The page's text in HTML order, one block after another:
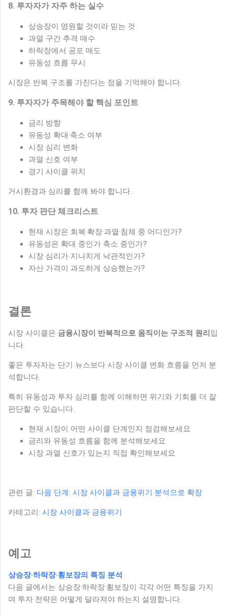
8. 투자자가 자주 하는 실수
상승장이 영원할 것이라 믿는 것
과열 구간 추격 매수
하락장에서 공포 매도
유동성 흐름 무시
시장은 반복 구조를 가진다는 점을 기억해야 합니다.
9. 투자자가 주목해야 할 핵심 포인트
금리 방향
유동성 확대·축소 여부
시장 심리 변화
과열 신호 여부
경기 사이클 위치
거시환경과 심리를 함께 봐야 합니다.
10. 투자 판단 체크리스트
현재 시장은 회복·확장·과열·침체 중 어디인가?
유동성은 확대 중인가 축소 중인가?
시장 심리가 지나치게 낙관적인가?
자산 가격이 과도하게 상승했는가?
결론
시장 사이클은 금융시장이 반복적으로 움직이는 구조적 원리 입
니다.
좋은 투자자는 단기 뉴스보다 시장 사이클 변화 흐름을 먼저 분
석합니다.
특히 유동성과 투자 심리를 함께 이해하면 위기와 기회를 더 잘
판단할 수 있습니다.
현재 시장이 어떤 사이클 단계인지 점검해보세요
금리와 유동성 흐름을 함께 분석해보세요
시장 과열 신호가 있는지 직접 확인해보세요
관련 글: 다음 단계: 시장 사이클과 금융위기 분석으로 확장
카테고리: 시장 사이클과 금융위기
예고
상승장·하락장·횡보장의 특징 분석
다음 글에서는 상승장·하락장·횡보장이 각각 어떤 특징을 가지
며 투자 전략은 어떻게 달라져야 하는지 설명합니다.